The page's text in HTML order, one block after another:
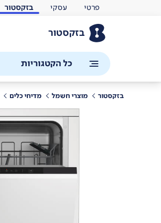
פרטי עסקי בזקסטור
בזקסטור
כל הקטגוריות
בזקסטור מוצרי חשמל מדיחי כלים